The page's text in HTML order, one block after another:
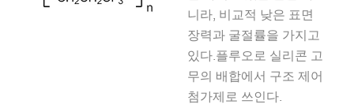
니라, 비교적 낮은 표면
장력과 굴절률을 가지고
있다.플루오로 실리콘 고
무의 배합에서 구조 제어
첨가제로 쓰인다.